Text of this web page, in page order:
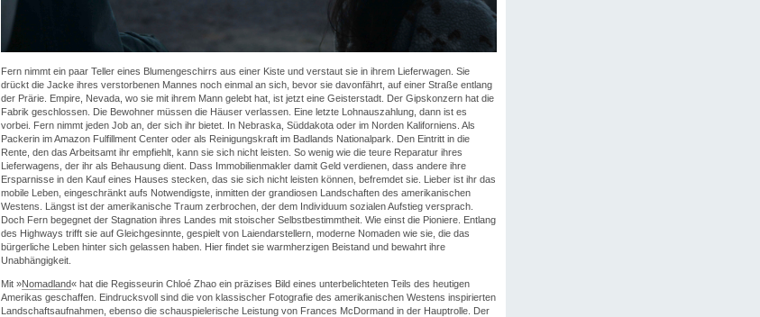
Fern nimmt ein paar Teller eines Blumengeschirrs aus einer Kiste und verstaut sie in ihrem Lieferwagen. Sie
drückt die Jacke ihres verstorbenen Mannes noch einmal an sich, bevor sie davonfährt, auf einer Straße entlang
der Prärie. Empire, Nevada, wo sie mit ihrem Mann gelebt hat, ist jetzt eine Geisterstadt. Der Gipskonzern hat die
Fabrik geschlossen. Die Bewohner müssen die Häuser verlassen. Eine letzte Lohnauszahlung, dann ist es
vorbei. Fern nimmt jeden Job an, der sich ihr bietet. In Nebraska, Süddakota oder im Norden Kaliforniens. Als
Packerin im Amazon Fulfillment Center oder als Reinigungskraft im Badlands Nationalpark. Den Eintritt in die
Rente, den das Arbeitsamt ihr empfiehlt, kann sie sich nicht leisten. So wenig wie die teure Reparatur ihres
Lieferwagens, der ihr als Behausung dient. Dass Immobilienmakler damit Geld verdienen, dass andere ihre
Ersparnisse in den Kauf eines Hauses stecken, das sie sich nicht leisten können, befremdet sie. Lieber ist ihr das
mobile Leben, eingeschränkt aufs Notwendigste, inmitten der grandiosen Landschaften des amerikanischen
Westens. Längst ist der amerikanische Traum zerbrochen, der dem Individuum sozialen Aufstieg versprach.
Doch Fern begegnet der Stagnation ihres Landes mit stoischer Selbstbestimmtheit. Wie einst die Pioniere. Entlang
des Highways trifft sie auf Gleichgesinnte, gespielt von Laiendarstellern, moderne Nomaden wie sie, die das
bürgerliche Leben hinter sich gelassen haben. Hier findet sie warmherzigen Beistand und bewahrt ihre
Unabhängigkeit.
Mit »Nomadland« hat die Regisseurin Chloé Zhao ein präzises Bild eines unterbelichteten Teils des heutigen
Amerikas geschaffen. Eindrucksvoll sind die von klassischer Fotografie des amerikanischen Westens inspirierten
Landschaftsaufnahmen, ebenso die schauspielerische Leistung von Frances McDormand in der Hauptrolle. Der